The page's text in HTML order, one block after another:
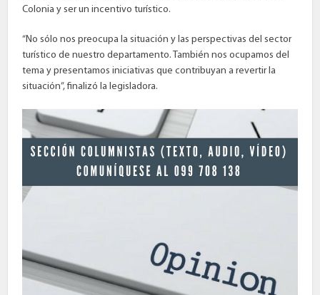
Colonia y ser un incentivo turístico.
“No sólo nos preocupa la situación y las perspectivas del sector
turístico de nuestro departamento. También nos ocupamos del
tema y presentamos iniciativas que contribuyan a revertir la
situación”, finalizó la legisladora.